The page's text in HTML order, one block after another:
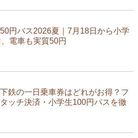
円バス2026夏｜7月18日から小学
電車も実質50円
鉄の一日乗車券はどれがお得？フ
ッチ決済・小学生100円パスを徹